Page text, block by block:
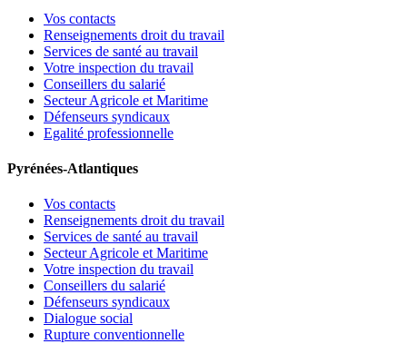
Vos contacts
Renseignements droit du travail
Services de santé au travail
Votre inspection du travail
Conseillers du salarié
Secteur Agricole et Maritime
Défenseurs syndicaux
Egalité professionnelle
Pyrénées-Atlantiques
Vos contacts
Renseignements droit du travail
Services de santé au travail
Secteur Agricole et Maritime
Votre inspection du travail
Conseillers du salarié
Défenseurs syndicaux
Dialogue social
Rupture conventionnelle